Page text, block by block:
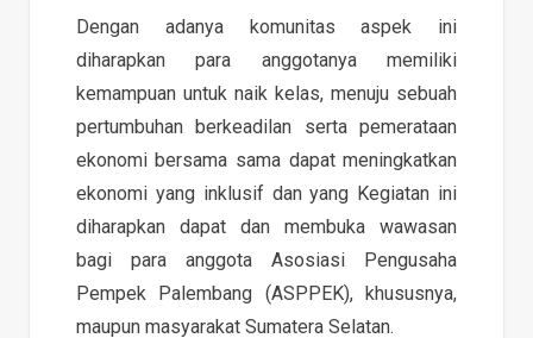
Dengan adanya komunitas aspek ini
diharapkan para anggotanya memiliki
kemampuan untuk naik kelas, menuju sebuah
pertumbuhan berkeadilan serta pemerataan
ekonomi bersama sama dapat meningkatkan
ekonomi yang inklusif dan yang Kegiatan ini
diharapkan dapat dan membuka wawasan
bagi para anggota Asosiasi Pengusaha
Pempek Palembang (ASPPEK), khususnya,
maupun masyarakat Sumatera Selatan.